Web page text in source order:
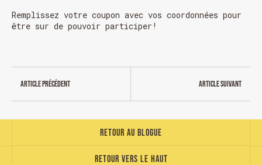
Remplissez votre coupon avec vos coordonnées pour
être sur de pouvoir participer!
Article précédent Article suivant
Retour vers le haut
Retour au blogue
OUVERT 26 et 27 déc. de 11h à 22h
OUVERT 28 et 29 déc. de 09h à 22h